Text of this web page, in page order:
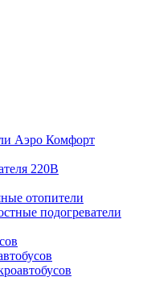
Аэро Комфорт
220В
отопители
подогреватели